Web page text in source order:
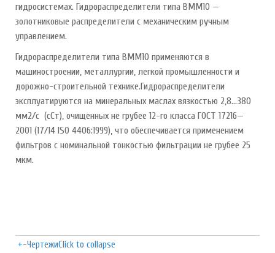
гидросистемах. Гидрораспределители типа ВММ10 —
золотниковые распределители с механическим ручным
управлением.
Гидрораспределители типа ВММ10 применяются в
машиностроении, металлургии, легкой промышленности и
дорожно-строительной технике.Гидрораспределители
эксплуатируются на минеральных маслах вязкостью 2,8...380
мм2/с (сСт), очищенных не грубее 12-го класса ГОСТ 17216—
2001 (17/14 ISO 4406:1999), что обеспечивается применением
фильтров с номинальной тонкостью фильтрации не грубее 25
мкм.
+-ЧертежиClick to collapse